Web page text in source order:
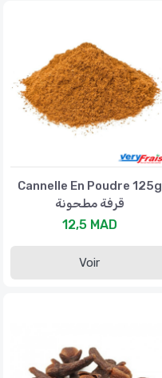
Cannelle En Poudre 125g
قرفة مطحونة
12,5 MAD
Voir